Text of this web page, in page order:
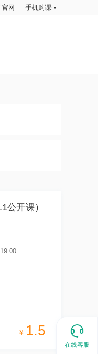
网 手机购课
公开课）
￥ 1.5
在线客服